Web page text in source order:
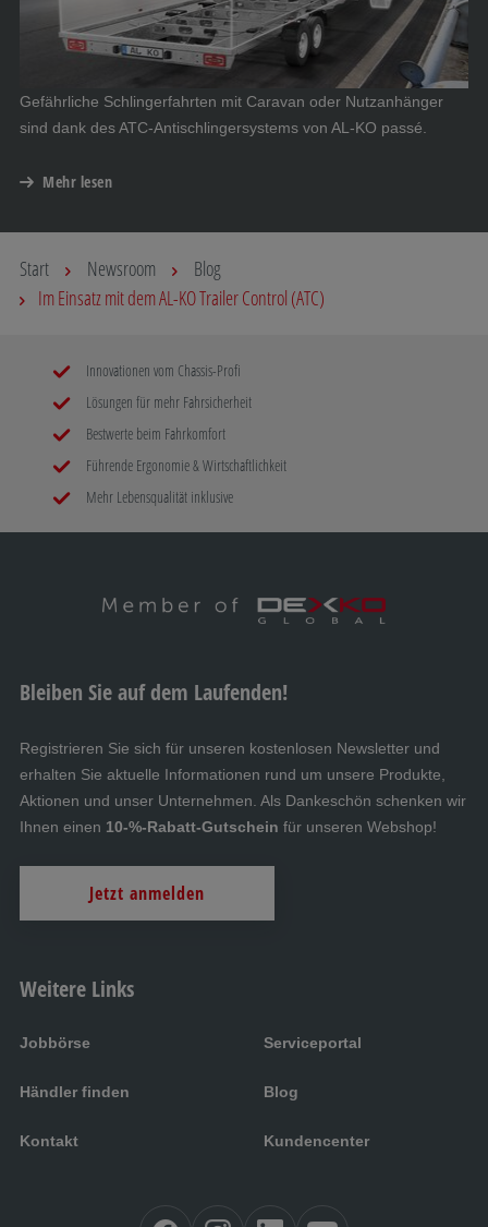
Gefährliche Schlingerfahrten mit Caravan oder Nutzanhänger
sind dank des ATC-Antischlingersystems von AL-KO passé.
Mehr lesen
Start Newsroom
Blog
Im Einsatz mit dem AL-KO Trailer Control (ATC)
Innovationen vom Chassis-Profi
Lösungen für mehr Fahrsicherheit
Bestwerte beim Fahrkomfort
Führende Ergonomie & Wirtschaftlichkeit
Mehr Lebensqualität inklusive
Weitere Links
Jobbörse Serviceportal
Händler finden Blog
Kontakt Kundencenter
Bleiben Sie auf dem Laufenden!
Registrieren Sie sich für unseren kostenlosen Newsletter und
erhalten Sie aktuelle Informationen rund um unsere Produkte,
Aktionen und unser Unternehmen. Als Dankeschön schenken wir
Ihnen einen 10-%-Rabatt-Gutschein für unseren Webshop!
Jetzt anmelden